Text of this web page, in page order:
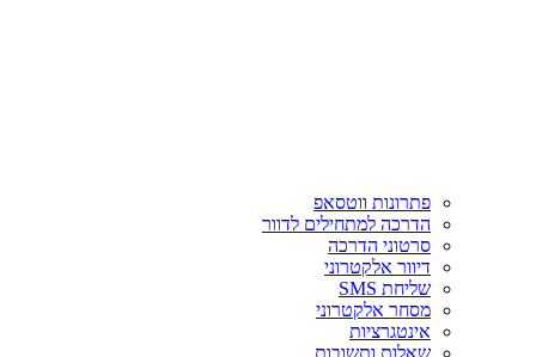
פתרונות ווטסאפ
הדרכה למתחילים לדוור
סרטוני הדרכה
דיוור אלקטרוני
שליחת SMS
מסחר אלקטרוני
אינטגרציות